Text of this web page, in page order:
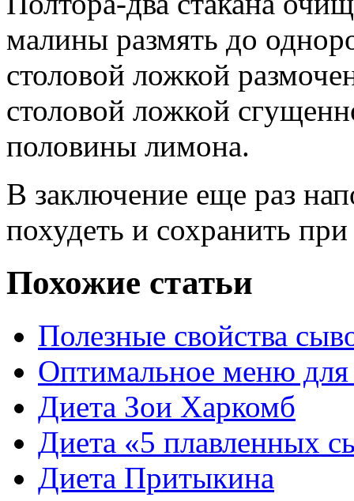
малины размять до
столовой ложкой
столовой ложкой
половины лимона.
В заключение еще раз
похудеть и сохранить при
Похожие статьи
Полезные свойства
Оптимальное меню для
Диета Зои Харкомб
Диета «5 плавленных
Диета Притыкина